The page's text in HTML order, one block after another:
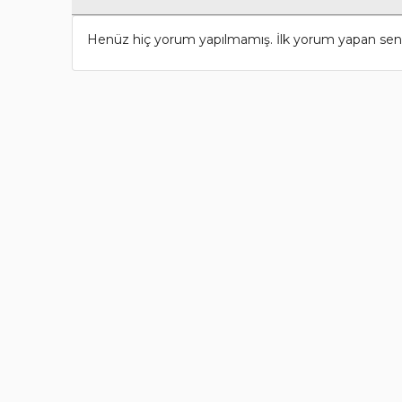
Henüz hiç yorum yapılmamış. İlk yorum yapan